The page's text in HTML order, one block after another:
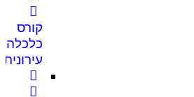
קורס
כלכלה
עירונית